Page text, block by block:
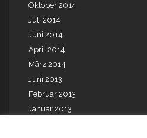
Oktober 2014
Juli 2014
Juni 2014
April 2014
März 2014
Juni 2013
Februar 2013
Januar 2013